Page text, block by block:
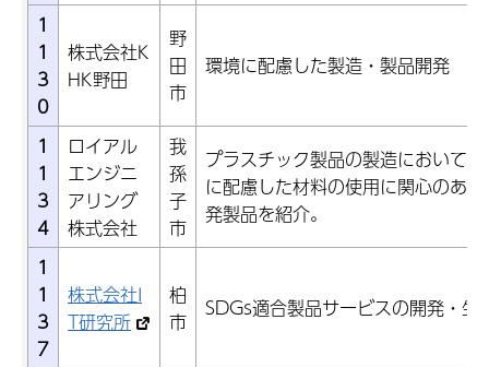
1
1
3
0
株式会社K
HK野田
野
田
市
環境に配慮した製造・製品開発
1
1
3
4
ロイアル
エンジニ
アリング
株式会社
我
孫
子
市
プラスチック製品の製造において
に配慮した材料の使用に関心のあ
発製品を紹介。
1
1
3
7
株式会社I
T研究所
柏
市
SDGs適合製品サービスの開発・生